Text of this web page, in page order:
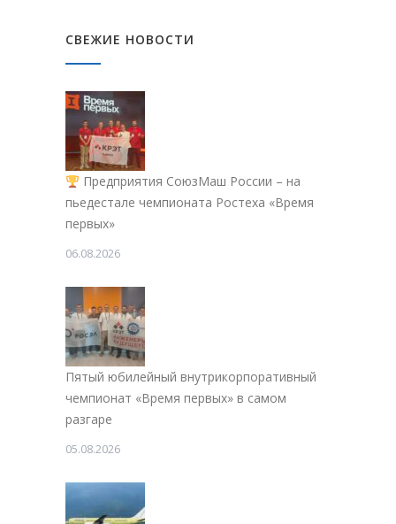
СВЕЖИЕ НОВОСТИ
Предприятия СоюзМаш России – на
пьедестале чемпионата Ростеха «Время
первых»
06.08.2026
Пятый юбилейный внутрикорпоративный
чемпионат «Время первых» в самом
разгаре
05.08.2026